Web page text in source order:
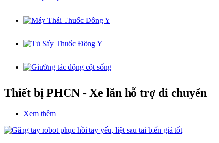
Thiết bị PHCN - Xe lăn hỗ trợ di chuyển
Xem thêm